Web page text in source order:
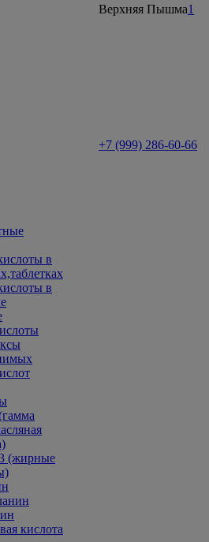
Верхняя Пышма1
+7 (999) 286-60-66
в
в
(жирные
кислота